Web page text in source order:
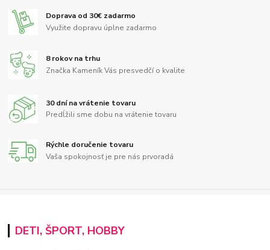
Doprava od 30€ zadarmo
Využite dopravu úplne zadarmo
8 rokov na trhu
Značka Kameník Vás presvedčí o kvalite
30 dní na vrátenie tovaru
Predĺžili sme dobu na vrátenie tovaru
Rýchle doručenie tovaru
Vaša spokojnosť je pre nás prvoradá
DETI, ŠPORT, HOBBY